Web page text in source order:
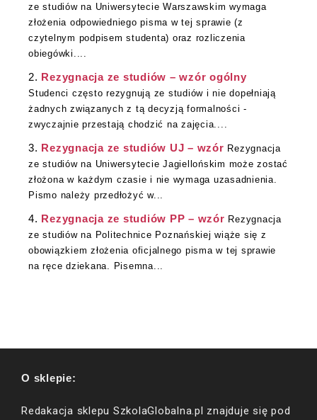
ze studiów na Uniwersytecie Warszawskim wymaga
złożenia odpowiedniego pisma w tej sprawie (z
czytelnym podpisem studenta) oraz rozliczenia
obiegówki....
Rezygnacja ze studiów – wzór ogólny
Studenci często rezygnują ze studiów i nie dopełniają
żadnych związanych z tą decyzją formalności -
zwyczajnie przestają chodzić na zajęcia....
Rezygnacja ze studiów UJ – wzór Rezygnacja
ze studiów na Uniwersytecie Jagiellońskim może zostać
złożona w każdym czasie i nie wymaga uzasadnienia.
Pismo należy przedłożyć w...
Rezygnacja ze studiów PP – wzór Rezygnacja
ze studiów na Politechnice Poznańskiej wiąże się z
obowiązkiem złożenia oficjalnego pisma w tej sprawie
na ręce dziekana. Pisemna...
O sklepie:
Redakacja sklepu SzkolaGlobalna.pl znajduje się pod